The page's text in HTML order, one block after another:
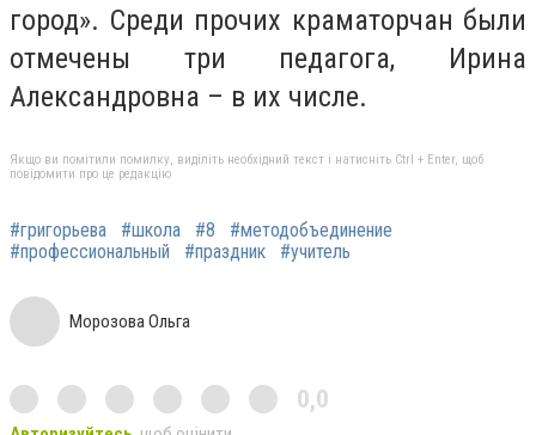
город». Среди прочих краматорчан были
отмечены три педагога, Ирина
Александровна – в их числе.
Якщо ви помітили помилку, виділіть необхідний текст і натисніть Ctrl + Enter, щоб
повідомити про це редакцію
#григорьева #школа #8
#методобъединение
#профессиональный
#праздник #учитель
Морозова Ольга
0,0